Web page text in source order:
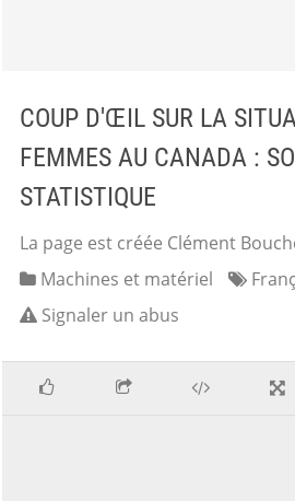
COUP D'ŒIL SUR LA
FEMMES AU CANADA :
STATISTIQUE
La page est créée Clément
Machines et matériel
Signaler un abus